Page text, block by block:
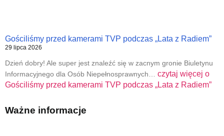
Gościliśmy przed kamerami TVP podczas „Lata z Radiem”
29 lipca 2026
Dzień dobry! Ale super jest znaleźć się w zacnym gronie Biuletynu
Informacyjnego dla Osób Niepełnosprawnych… czytaj więcej o
Gościliśmy przed kamerami TVP podczas „Lata z Radiem”
Ważne informacje